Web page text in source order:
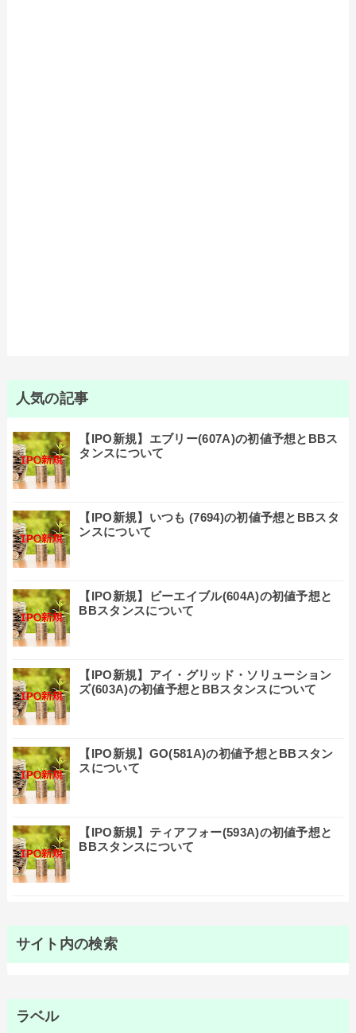
人気の記事
【IPO新規】エブリー(607A)の初値予想とBBス
タンスについて
【IPO新規】いつも (7694)の初値予想とBBスタ
ンスについて
【IPO新規】ビーエイブル(604A)の初値予想と
BBスタンスについて
【IPO新規】アイ・グリッド・ソリューション
ズ(603A)の初値予想とBBスタンスについて
【IPO新規】GO(581A)の初値予想とBBスタン
スについて
【IPO新規】ティアフォー(593A)の初値予想と
BBスタンスについて
サイト内の検索
ラベル